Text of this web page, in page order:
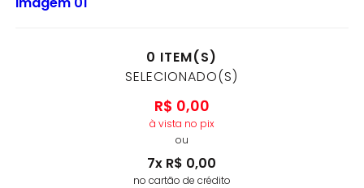
0 ITEM(S)
SELECIONADO(S)
R$ 0,00
à vista no pix
ou
7x R$ 0,00
no cartão de crédito